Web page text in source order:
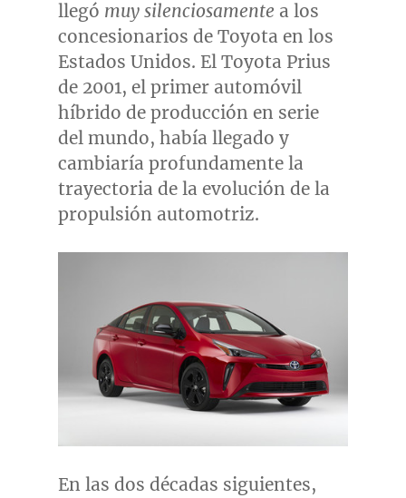
llegó muy silenciosamente a los
concesionarios de Toyota en los
Estados Unidos. El Toyota Prius
de 2001, el primer automóvil
híbrido de producción en serie
del mundo, había llegado y
cambiaría profundamente la
trayectoria de la evolución de la
propulsión automotriz.
En las dos décadas siguientes,